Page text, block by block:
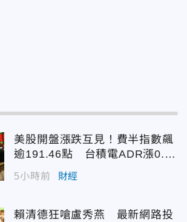
美股開盤漲跌互見！費半指數飆
逾191.46點 台積電ADR漲0.9
3%
5小時前 財經
賴清德狂嗆盧秀燕 最新網路投